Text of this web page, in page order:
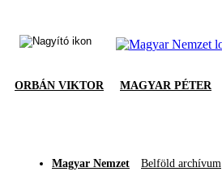
ORBÁN VIKTOR MAGYAR PÉTER
Magyar Nemzet Belföld archívum